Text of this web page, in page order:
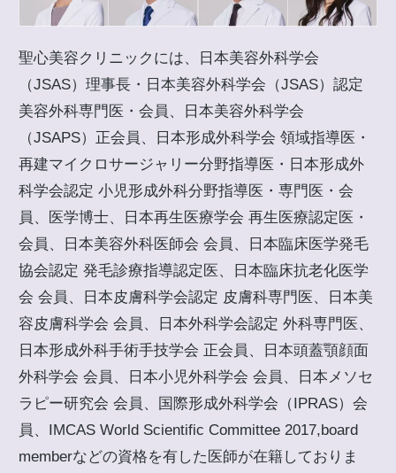
聖心美容クリニックには、日本美容外科学会
（JSAS）理事長・日本美容外科学会（JSAS）認定
美容外科専門医・会員、日本美容外科学会
（JSAPS）正会員、日本形成外科学会 領域指導医・
再建マイクロサージャリー分野指導医・日本形成外
科学会認定 小児形成外科分野指導医・専門医・会
員、医学博士、日本再生医療学会 再生医療認定医・
会員、日本美容外科医師会 会員、日本臨床医学発毛
協会認定 発毛診療指導認定医、日本臨床抗老化医学
会 会員、日本皮膚科学会認定 皮膚科専門医、日本美
容皮膚科学会 会員、日本外科学会認定 外科専門医、
日本形成外科手術手技学会 正会員、日本頭蓋顎顔面
外科学会 会員、日本小児外科学会 会員、日本メソセ
ラピー研究会 会員、国際形成外科学会（IPRAS）会
員、IMCAS World Scientific Committee 2017,board
memberなどの資格を有した医師が在籍しておりま